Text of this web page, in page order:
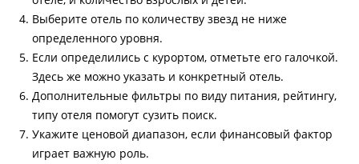
Выберите отель по количеству звезд не ниже
определенного уровня.
Если определились с курортом, отметьте его галочкой.
Здесь же можно указать и конкретный отель.
Дополнительные фильтры по виду питания, рейтингу,
типу отеля помогут сузить поиск.
Укажите ценовой диапазон, если финансовый фактор
играет важную роль.